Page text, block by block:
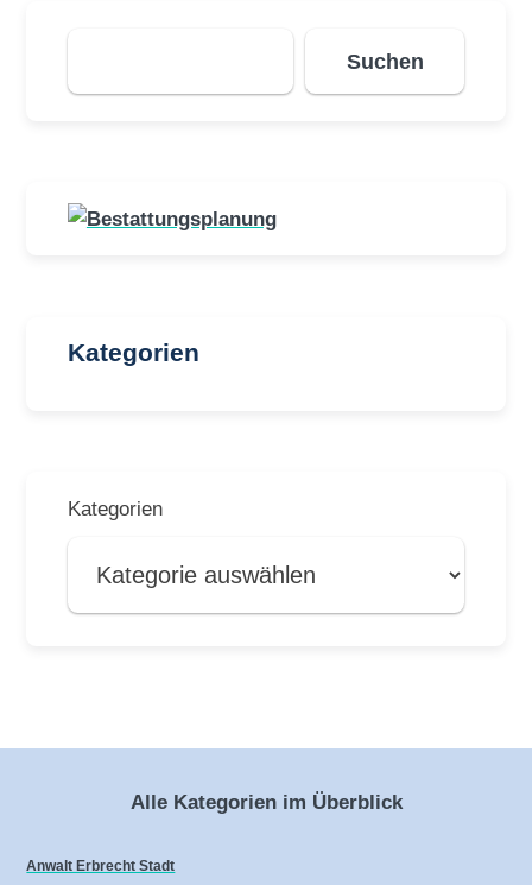
Suchen
Suchen
Kategorien
Kategorien
Alle Kategorien im Überblick
Anwalt Erbrecht Stadt